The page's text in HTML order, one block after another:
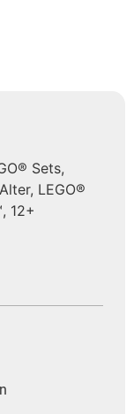
Sets,
, LEGO®
, 12+